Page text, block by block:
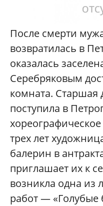
После смерти
возвратилась в
оказалась
Серебряковым
комната. Старшая
поступила в
трех лет
балерин в
приглашает их к
возникла одна из
работ — «Голубые